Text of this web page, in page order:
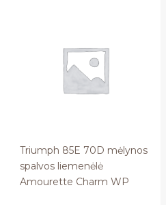
Triumph 85E 70D mėlynos
spalvos liemenėlė
Amourette Charm WP